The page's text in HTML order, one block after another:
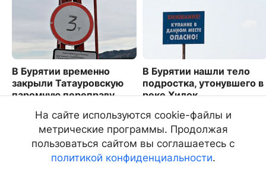
В Бурятии временно
закрыли Татауровскую
паромную переправу
1505
В Бурятии нашли тело
подростка, утонувшего в
реке Хилок
5133
На сайте используются cookie-файлы и
метрические программы. Продолжая
пользоваться сайтом вы соглашаетесь с
политикой конфиденциальности.